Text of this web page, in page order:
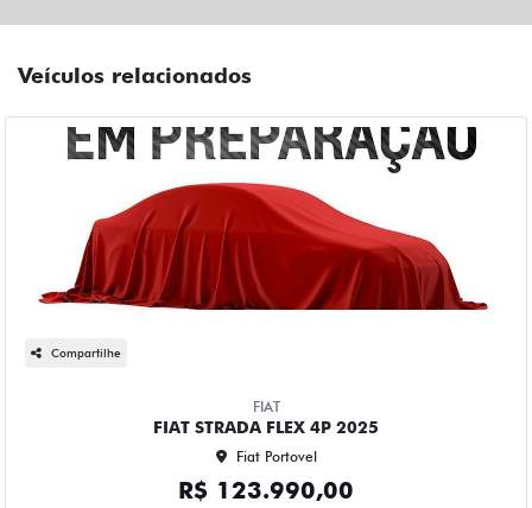
Veículos relacionados
Compartilhe
FIAT
FIAT STRADA FLEX 4P 2025
Fiat Portovel
R$ 123.990,00